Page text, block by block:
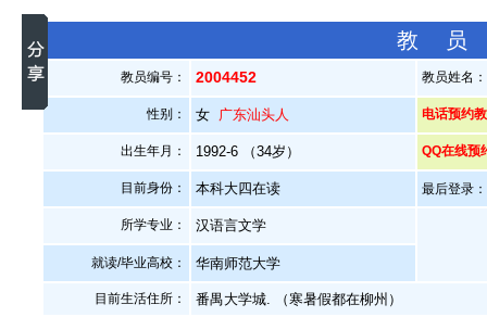
教
教员编号： 2004452 教员姓名
性别： 女 广东汕头人 电话预约
出生年月： 1992-6 （34岁） QQ在线预
目前身份： 本科大四在读 最后登录
所学专业： 汉语言文学
就读/毕业高校： 华南师范大学
目前生活住所： 番禺大学城. （寒暑假都在柳州）